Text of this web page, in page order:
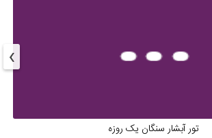
کاخ‌های باشکوه. ۲. کاخ سعدآباد: مجموعه‌ای از کاخ‌ها و باغ‌ها در شمال
از فرش‌های نفیس ایرانی، با قدمت و طرح‌های
تور آبشار سنگان یک روزه
›